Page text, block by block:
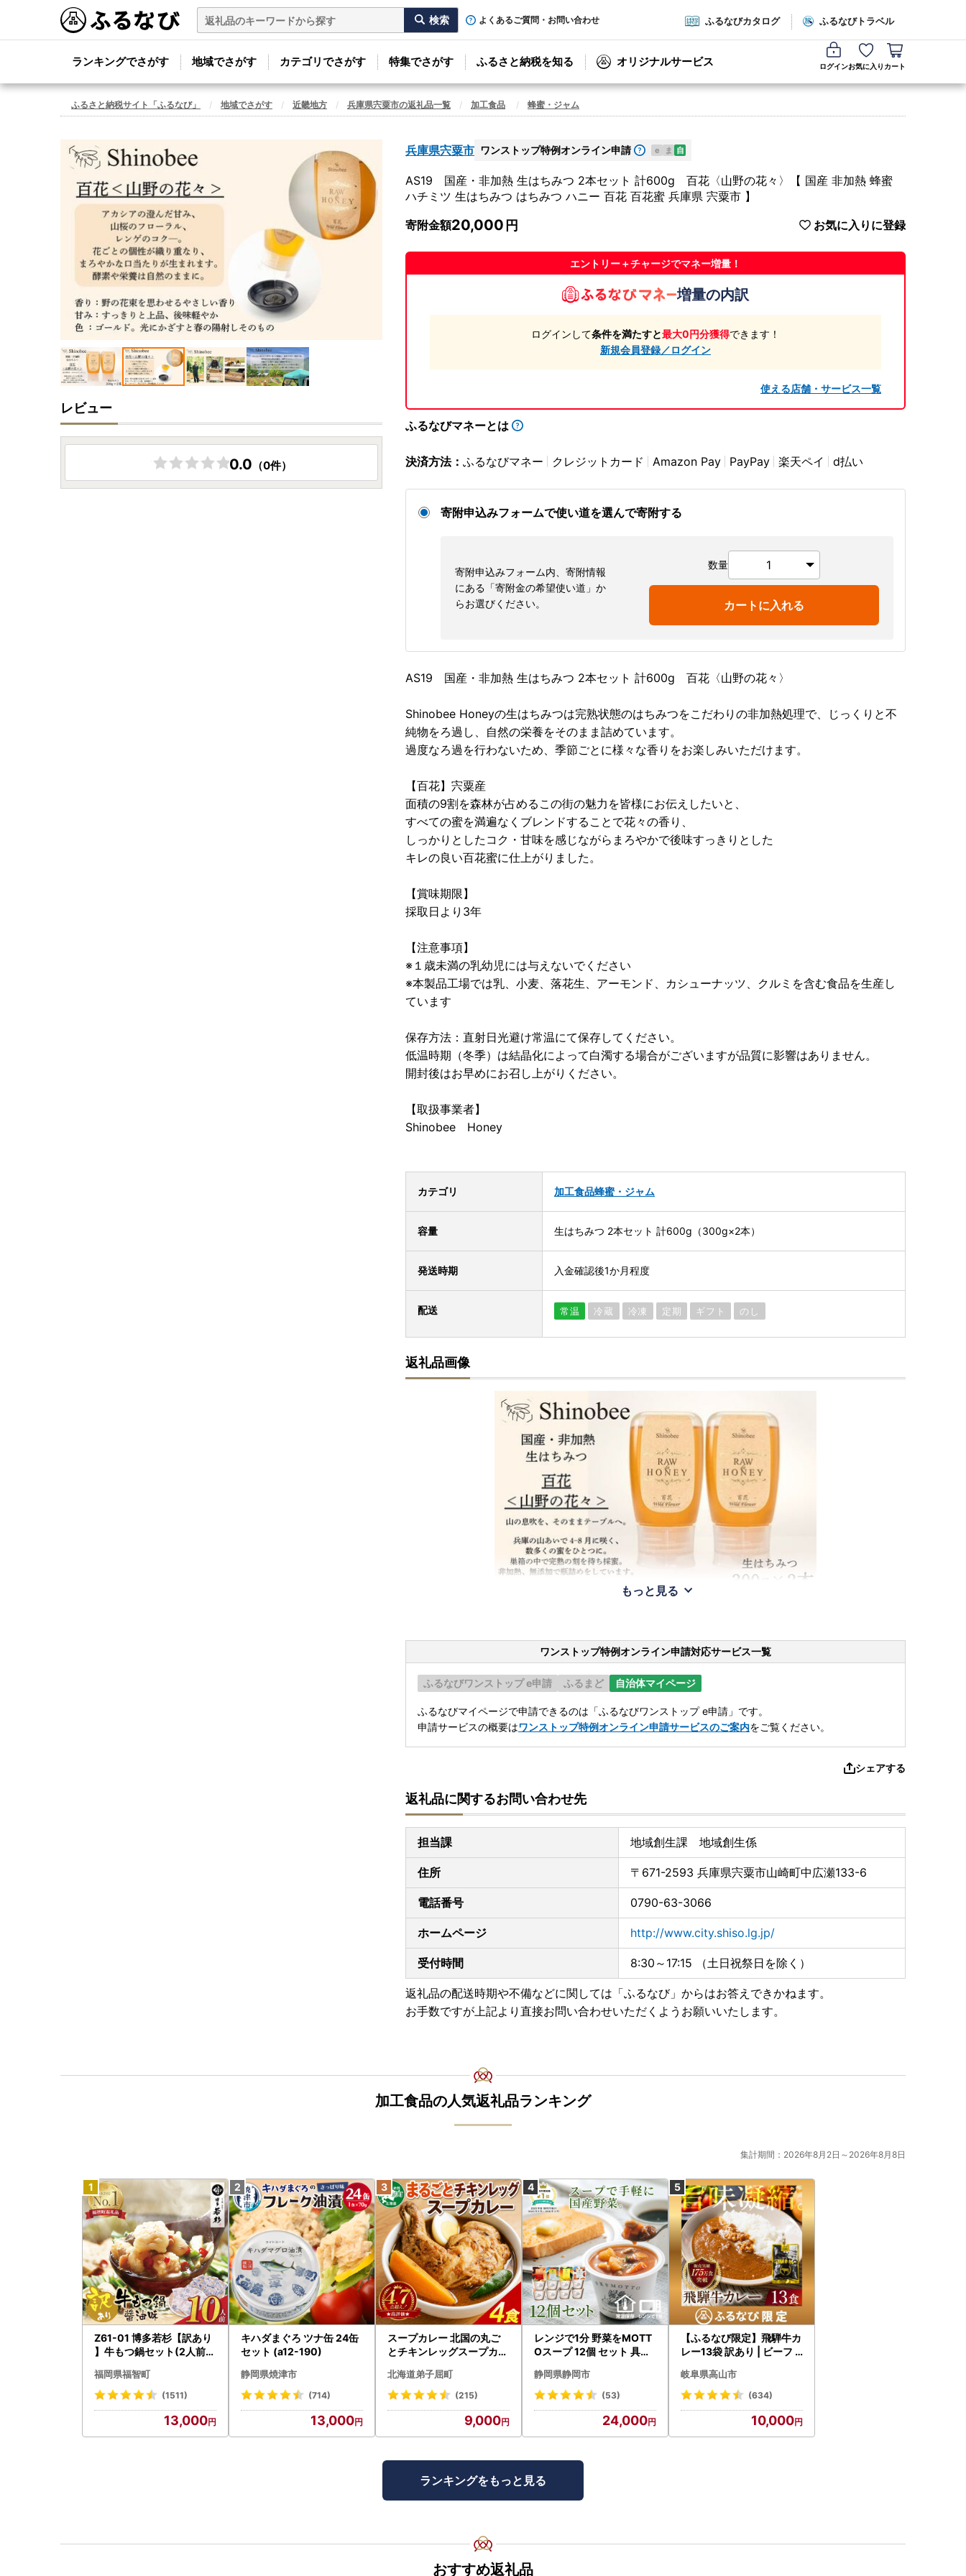
よくあるご質問・お問い合わせ ふるなびカタログ ふるなびトラベル
ランキングでさがす 地域でさがす カテゴリでさがす 特集でさがす ふるさと納税を知る オリジナルサービス ログインお気に入り カート
ふるさと納税サイト「ふるなび」 地域でさがす 近畿地方 兵庫県宍粟市の返礼品一覧 加工食品 蜂蜜・ジャム
兵庫県宍粟市 ワンストップ特例オンライン申請 e ま 自
AS19 国産・非加熱 生はちみつ 2本セット 計600g 百花〈山野の花々〉【 国産 非加熱 蜂蜜
ハチミツ 生はちみつ はちみつ ハニー 百花 百花蜜 兵庫県 宍粟市 】
寄附金額20,000 お気に入りに登録
エントリー＋チャージでマネー増量！
増量の内訳
ログインして条件を満たすと最大0円分獲得できます！
新規会員登録／ログイン
使える店舗・サービス一覧
ふるなびマネーとは
決済方法： ふるなびマネー クレジットカード Amazon Pay PayPay 楽天ペイ d払い
寄附申込みフォームで使い道を選んで寄附する
寄附申込みフォーム内、寄附情報
にある「寄附金の希望使い道」か
らお選びください。
数量
カートに入れる
AS19 国産・非加熱 生はちみつ 2本セット 計600g 百花〈山野の花々〉
Shinobee Honeyの生はちみつは完熟状態のはちみつをこだわりの非加熱処理で、じっくりと不
純物をろ過し、自然の栄養をそのまま詰めています。
過度なろ過を行わないため、季節ごとに様々な香りをお楽しみいただけます。
【百花】宍粟産
面積の9割を森林が占めるこの街の魅力を皆様にお伝えしたいと、
すべての蜜を満遍なくブレンドすることで花々の香り、
しっかりとしたコク・甘味を感じながらまろやかで後味すっきりとした
キレの良い百花蜜に仕上がりました。
【賞味期限】
採取日より3年
【注意事項】
※１歳未満の乳幼児には与えないでください
※本製品工場では乳、小麦、落花生、アーモンド、カシューナッツ、クルミを含む食品を生産し
ています
保存方法：直射日光避け常温にて保存してください。
低温時期（冬季）は結晶化によって白濁する場合がございますが品質に影響はありません。
開封後はお早めにお召し上がりください。
【取扱事業者】
Shinobee Honey
カテゴリ 加工食品蜂蜜・ジャム
容量 生はちみつ 2本セット 計600g（300g×2本）
発送時期 入金確認後1か月程度
配送 常温 冷蔵 冷凍 定期 ギフト のし
返礼品画像
もっと見る
ワンストップ特例オンライン申請対応サービス一覧
ふるなびワンストップ e申請 ふるまど 自治体マイページ
ふるなびマイページで申請できるのは「ふるなびワンストップ e申請」です。
申請サービスの概要はワンストップ特例オンライン申請サービスのご案内をご覧ください。
シェアする
返礼品に関するお問い合わせ先
担当課 地域創生課 地域創生係
住所 〒671-2593 兵庫県宍粟市山崎町中広瀬133-6
電話番号 0790-63-3066
ホームページ http://www.city.shiso.lg.jp/
受付時間 8:30～17:15 （土日祝祭日を除く）
返礼品の配送時期や不備などに関しては「ふるなび」からはお答えできかねます。
お手数ですが上記より直接お問い合わせいただくようお願いいたします。
レビュー
0.0 （0件）
加工食品の人気返礼品ランキング
集計期間：2026年8月2日～2026年8月8日
Z61-01 博多若杉【訳あり
】牛もつ鍋セット(2人前×
福岡県福智町
(1511)
13,000
キハダまぐろ ツナ缶 24缶
セット (a12-190)
静岡県焼津市
(714)
13,000
スープカレー 北国の丸ご
とチキンレッグスープカレ
北海道弟子屈町
(215)
9,000
レンジで1分 野菜をMOTT
Oスープ 12個 セット 具だ
産野菜 常温保存
静岡県静岡市
(53)
24,000
【ふるなび限定】飛騨牛カ
レー13袋 訳あり | ビーフ
CP01 FN-Limited-VO
岐阜県高山市
(634)
10,000
ランキングをもっと見る
おすすめ返礼品